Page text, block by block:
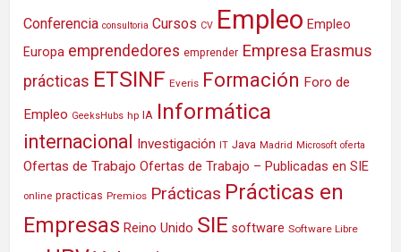
Conferencia consultoria Cursos CV Empleo Empleo
Europa emprendedores emprender Empresa Erasmus
prácticas ETSINF Everis Formación Foro de
Empleo GeeksHubs hp IA Informática
internacional Investigación IT Java Madrid Microsoft oferta
Ofertas de Trabajo Ofertas de Trabajo – Publicadas en SIE
online practicas Premios Prácticas Prácticas en
Empresas Reino Unido SIE software Software Libre